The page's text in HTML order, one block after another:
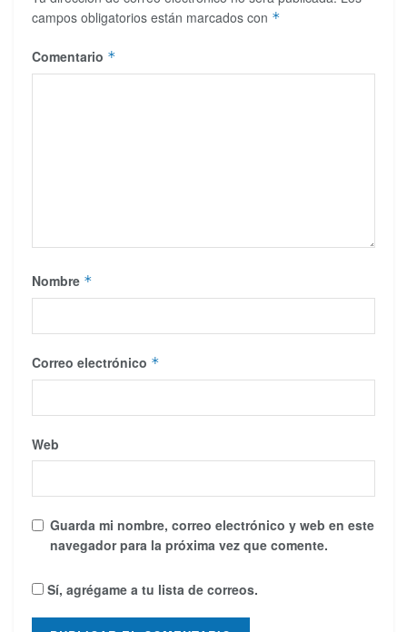
campos obligatorios están marcados con *
Comentario *
Nombre *
Correo electrónico *
Web
Guarda mi nombre, correo electrónico y web en este
navegador para la próxima vez que comente.
Sí, agrégame a tu lista de correos.